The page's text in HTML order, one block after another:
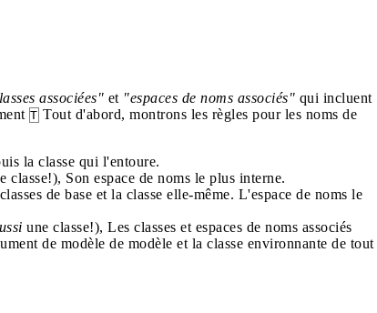
associées" et "espaces de noms associés" qui incluent
T Tout d'abord, montrons les règles pour les noms de
la classe qui l'entoure.
classe!), Son espace de noms le plus interne.
de base et la classe elle-même. L'espace de noms le
une classe!), Les classes et espaces de noms associés
de modèle de modèle et la classe environnante de tout